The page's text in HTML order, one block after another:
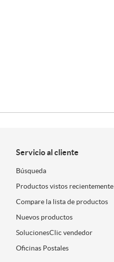
Servicio al cliente
Búsqueda
Productos vistos recientemente
Compare la lista de productos
Nuevos productos
SolucionesClic vendedor
Oficinas Postales